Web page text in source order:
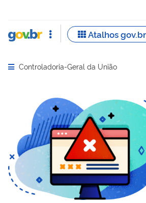
Abrir menu principal de navegação
Controladoria-Geral da União